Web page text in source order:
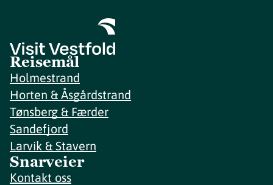
Reisemål
Holmestrand
Horten & Åsgårdstrand
Tønsberg & Færder
Sandefjord
Larvik & Stavern
Snarveier
Kontakt oss